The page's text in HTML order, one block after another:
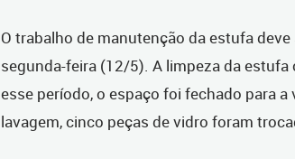
O trabalho de manutenção da estufa
segunda-feira (12/5). A limpeza da
esse período, o espaço foi fechado para
lavagem, cinco peças de vidro foram